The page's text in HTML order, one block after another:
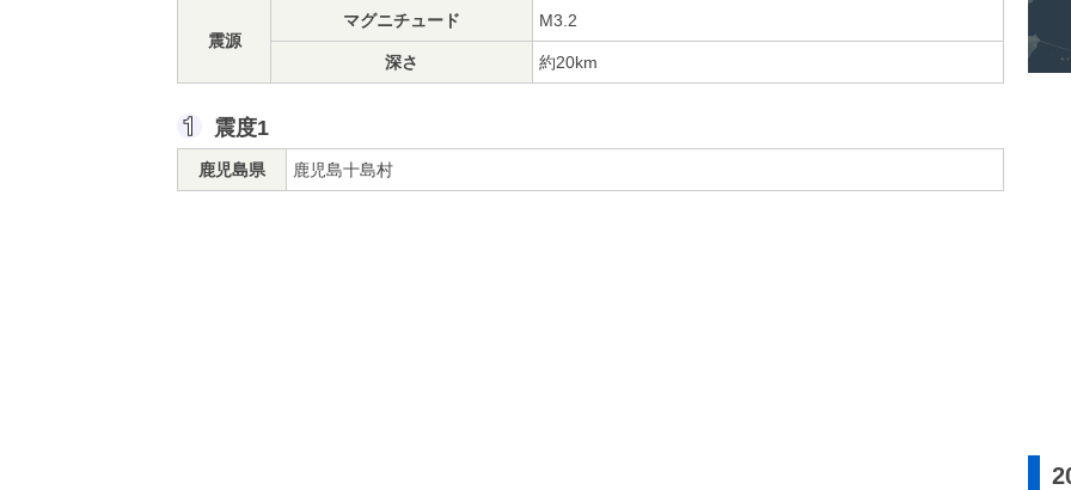
震源
マグニチュード M3.2
深さ 約20km
震度1
鹿児島県 鹿児島十島村